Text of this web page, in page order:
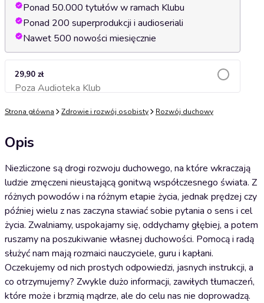
Ponad 50.000 tytułów w ramach Klubu
Ponad 200 superprodukcji i audioseriali
Nawet 500 nowości miesięcznie
29,90 zł
Poza Audioteka KlubDodaj do koszyka
Strona główna Zdrowie i rozwój osobisty Rozwój duchowy
Opis
Niezliczone są drogi rozwoju duchowego, na które wkraczają
ludzie zmęczeni nieustającą gonitwą współczesnego świata. Z
różnych powodów i na różnym etapie życia, jednak prędzej czy
później wielu z nas zaczyna stawiać sobie pytania o sens i cel
życia. Zwalniamy, uspokajamy się, oddychamy głębiej, a potem
ruszamy na poszukiwanie własnej duchowości. Pomocą i radą
służyć nam mają rozmaici nauczyciele, guru i kapłani.
Oczekujemy od nich prostych odpowiedzi, jasnych instrukcji, a
co otrzymujemy? Zwykle dużo informacji, zawiłych tłumaczeń,
które może i brzmią mądrze, ale do celu nas nie doprowadzą.